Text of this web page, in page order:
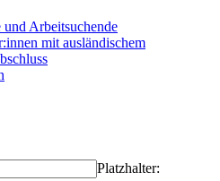
und Arbeitsuchende
mit ausländischem
Platzhalter: